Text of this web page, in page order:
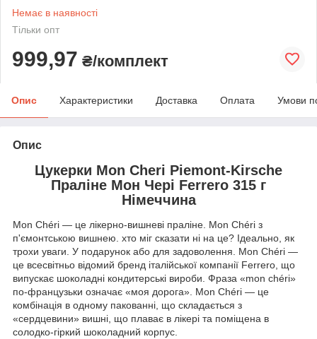
Немає в наявності
Тільки опт
999,97 ₴/комплект
Опис Характеристики Доставка Оплата Умови
Опис
Цукерки Mon Cheri Piemont-Kirsche
Праліне Мон Чері Ferrero 315 г
Німеччина
Mon Chéri — це лікерно-вишневі праліне. Mon Chéri з
п'ємонтською вишнею. хто міг сказати ні на це? Ідеально, як
трохи уваги. У подарунок або для задоволення. Mon Chéri —
це всесвітньо відомий бренд італійської компанії Ferrero, що
випускає шоколадні кондитерські вироби. Фраза «mon chéri»
по-французьки означає «моя дорога». Mon Chéri — це
комбінація в одному пакованні, що складається з
«сердцевини» вишні, що плаває в лікері та поміщена в
солодко-гіркий шоколадний корпус.